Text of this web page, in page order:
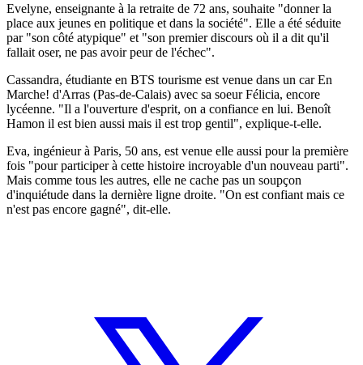
Evelyne, enseignante à la retraite de 72 ans, souhaite "donner la
place aux jeunes en politique et dans la société". Elle a été séduite
par "son côté atypique" et "son premier discours où il a dit qu'il
fallait oser, ne pas avoir peur de l'échec".
Cassandra, étudiante en BTS tourisme est venue dans un car En
Marche! d'Arras (Pas-de-Calais) avec sa soeur Félicia, encore
lycéenne. "Il a l'ouverture d'esprit, on a confiance en lui. Benoît
Hamon il est bien aussi mais il est trop gentil", explique-t-elle.
Eva, ingénieur à Paris, 50 ans, est venue elle aussi pour la première
fois "pour participer à cette histoire incroyable d'un nouveau parti".
Mais comme tous les autres, elle ne cache pas un soupçon
d'inquiétude dans la dernière ligne droite. "On est confiant mais ce
n'est pas encore gagné", dit-elle.